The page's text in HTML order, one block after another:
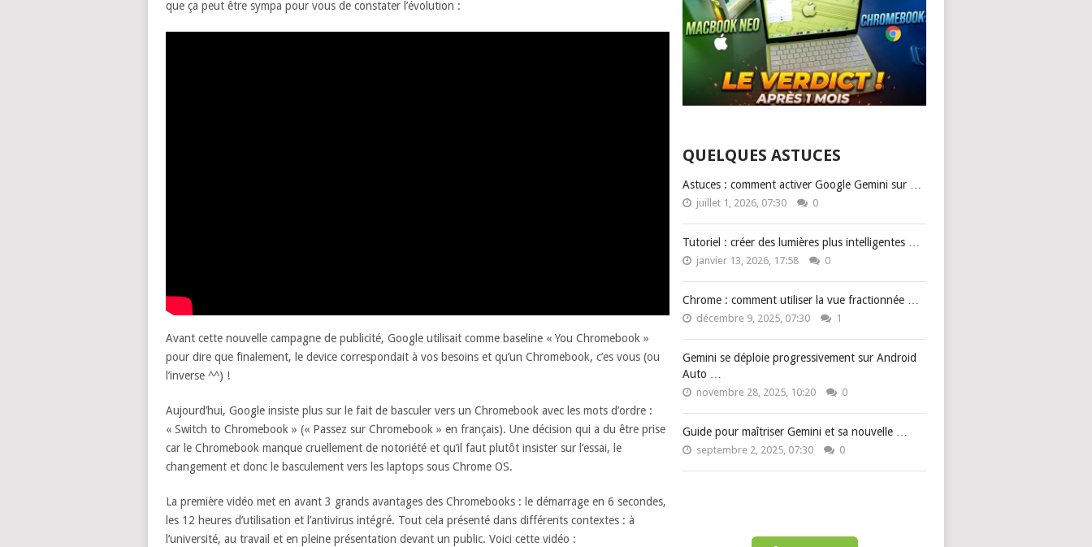
que ça peut être sympa pour vous de constater l’évolution :
Avant cette nouvelle campagne de publicité, Google utilisait comme baseline « You Chromebook »
pour dire que finalement, le device correspondait à vos besoins et qu’un Chromebook, c’es vous (ou
l’inverse ^^) !
Aujourd’hui, Google insiste plus sur le fait de basculer vers un Chromebook avec les mots d’ordre :
« Switch to Chromebook » (« Passez sur Chromebook » en français). Une décision qui a du être prise
car le Chromebook manque cruellement de notoriété et qu’il faut plutôt insister sur l’essai, le
changement et donc le basculement vers les laptops sous Chrome OS.
La première vidéo met en avant 3 grands avantages des Chromebooks : le démarrage en 6 secondes,
les 12 heures d’utilisation et l’antivirus intégré. Tout cela présenté dans différents contextes : à
l’université, au travail et en pleine présentation devant un public. Voici cette vidéo :
QUELQUES ASTUCES
Astuces : comment activer Google Gemini sur …
juillet 1, 2026, 07:30 0
Tutoriel : créer des lumières plus intelligentes …
janvier 13, 2026, 17:58 0
Chrome : comment utiliser la vue fractionnée …
décembre 9, 2025, 07:30 1
Gemini se déploie progressivement sur Android
Auto …
novembre 28, 2025, 10:20 0
Guide pour maîtriser Gemini et sa nouvelle …
septembre 2, 2025, 07:30 0